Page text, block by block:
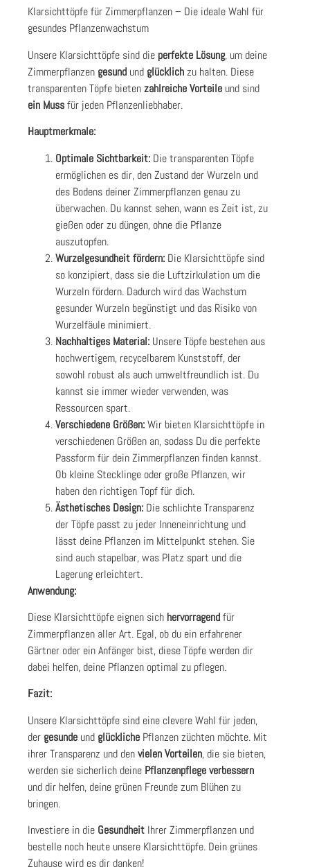
Klarsichttöpfe für Zimmerpflanzen – Die ideale Wahl für
gesundes Pflanzenwachstum
Unsere Klarsichttöpfe sind die perfekte Lösung, um deine
Zimmerpflanzen gesund und glücklichzu halten. Diese
transparenten Töpfe bietenzahlreicheVorteile und sind
ein Mussfür jeden Pflanzenliebhaber.
Hauptmerkmale:
Optimale Sichtbarkeit: Die transparenten Töpfe
ermöglichen es dir, den Zustand der Wurzeln und
des Bodens deiner Zimmerpflanzen genau zu
überwachen. Du kannst sehen, wann es Zeit ist, zu
gießen oder zu düngen, ohne die Pflanze
auszutopfen.
Wurzelgesundheit fördern: Die Klarsichttöpfe sind
so konzipiert, dass sie die Luftzirkulation um die
Wurzeln fördern. Dadurch wird das Wachstum
gesunder Wurzeln begünstigt und das Risiko von
Wurzelfäule minimiert.
Nachhaltiges Material: Unsere Töpfe bestehen aus
hochwertigem, recycelbarem Kunststoff, der
sowohl robust als auch umweltfreundlich ist. Du
kannst sie immer wieder verwenden, was
Ressourcen spart.
Verschiedene Größen:Wir bieten Klarsichttöpfe in
verschiedenen Größen an, sodass Du die perfekte
Passform für dein Zimmerpflanzen finden kannst.
Ob kleine Stecklinge oder große Pflanzen, wir
haben den richtigen Topf für dich.
Ästhetisches Design: Die schlichte Transparenz
der Töpfe passt zu jeder Inneneinrichtung und
lässt deine Pflanzen im Mittelpunkt stehen. Sie
sind auch stapelbar, was Platz spart und die
Lagerung erleichtert.
Anwendung:
Diese Klarsichttöpfe eignen sich hervorragendfür
Zimmerpflanzen aller Art. Egal, ob du ein erfahrener
Gärtner oder ein Anfänger bist, diese Töpfe werden dir
dabei helfen, deine Pflanzen optimal zu pflegen.
Fazit:
Unsere Klarsichttöpfe sind eine clevere Wahl für jeden,
der gesunde und glückliche Pflanzen züchten möchte. Mit
ihrer Transparenz und denvielenVorteilen, die sie bieten,
werden sie sicherlich deine Pflanzenpflege verbessern
und dir helfen, deine grünen Freunde zum Blühen zu
bringen.
Investiere in die Gesundheit Ihrer Zimmerpflanzen und
bestelle noch heute unsere Klarsichttöpfe. Dein grünes
Zuhause wird es dir danken!